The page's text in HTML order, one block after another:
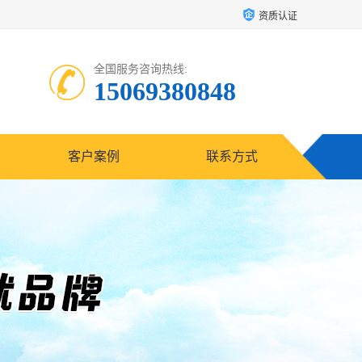
资质认证
全国服务咨询热线:
15069380848
客户案例 联系方式